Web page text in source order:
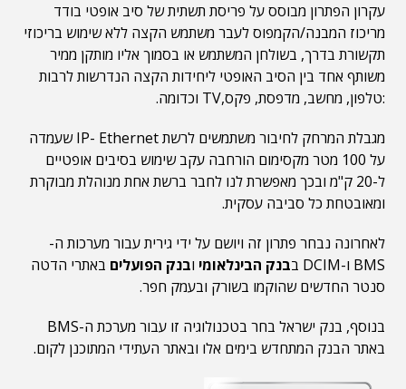
עקרון הפתרון מבוסס על פריסת תשתית של סיב אופטי בודד
מריכוז המבנה/הקמפוס לעבר משתמש הקצה ללא שימוש בריכוזי
תקשורת בדרך, בשולחן המשתמש או בסמוך אליו מותקן ממיר
משותף אחד בין הסיב האופטי ליחידות הקצה הנדרשות לרבות
:טלפון, מחשב, מדפסת, פקס,TV וכדומה.
מגבלת המרחק לחיבור משתמשים לרשת IP- Ethernet שעמדה
על 100 מטר מקסימום הורחבה עקב שימוש בסיבים אופטיים
ל-20 ק"מ ובכך מאפשרת לנו לחבר ברשת אחת מנוהלת מבוקרת
ומאובטחת כל סביבה עסקית.
לאחרונה נבחר פתרון זה ויושם על ידי גירית עבור מערכות ה-
BMS ו-DCIM ב
בנק הבינלאומי ובנק הפועלים באתרי הדטה
סנטר החדשים שהוקמו בשורק ובעמק חפר.
בנוסף, בנק ישראל בחר בטכנולוגיה זו עבור מערכת ה-BMS
באתר הבנק המתחדש בימים אלו ובאתר העתידי המתוכנן לקום.